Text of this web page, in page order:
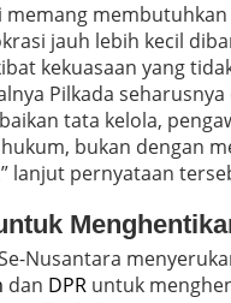
memang
jauh lebih kecil
kekuasaan yang
Pilkada
tata kelola,
bukan dengan
lanjut pernyataan
dan DPR untuk